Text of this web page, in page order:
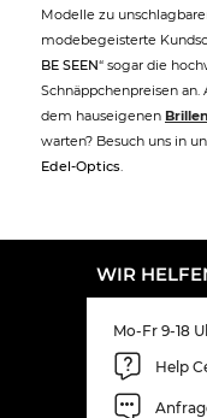
Modelle zu
modebegeisterte
BE SEEN“ sogar die
Schnäppchenpreisen an.
dem hauseigenen
warten? Besuch uns in
Edel-Optics.
WIR
Mo-Fr 9-18
Help